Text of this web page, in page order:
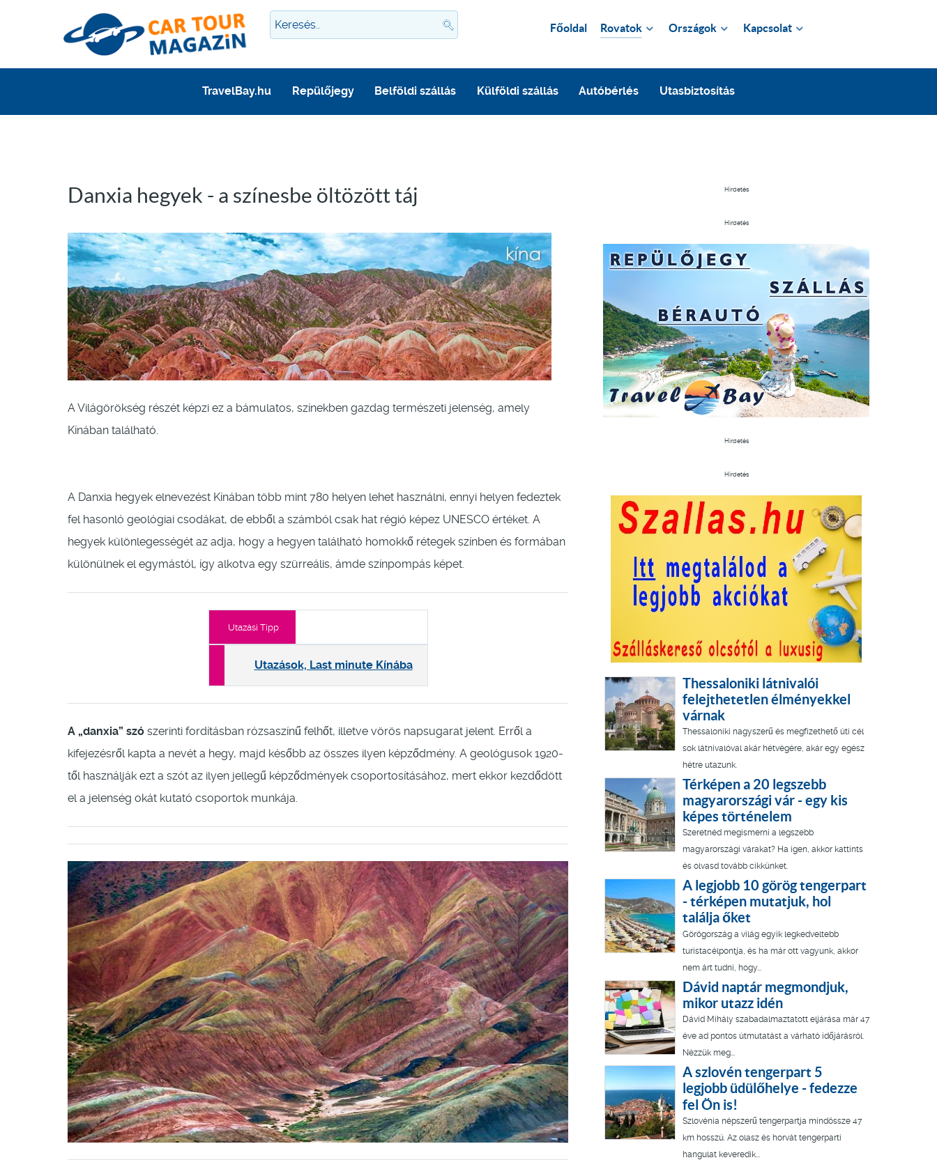
Főoldal Rovatok Országok Kapcsolat
TravelBay.hu Repülőjegy Belföldi szállás Külföldi szállás Autóbérlés Utasbiztosítás
Danxia hegyek - a színesbe öltözött táj
A Világörökség részét képzi ez a bámulatos, színekben gazdag természeti jelenség, amely
Kínában található.
A Danxia hegyek elnevezést Kínában több mint 780 helyen lehet használni, ennyi helyen fedeztek
fel hasonló geológiai csodákat, de ebből a számból csak hat régió képez UNESCO értéket. A
hegyek különlegességét az adja, hogy a hegyen található homokkő rétegek színben és formában
különülnek el egymástól, így alkotva egy szürreális, ámde színpompás képet.
Utazási Tipp
Utazások, Last minute Kínába
A „danxia” szó szerinti fordításban rózsaszínű felhőt, illetve vörös napsugarat jelent. Erről a
kifejezésről kapta a nevét a hegy, majd később az összes ilyen képződmény. A geológusok 1920-
től használják ezt a szót az ilyen jellegű képződmények csoportosításához, mert ekkor kezdődött
el a jelenség okát kutató csoportok munkája.
Hirdetés
Hirdetés
Hirdetés
Hirdetés
Thessaloniki látnivalói
felejthetetlen élményekkel
várnak
Thessaloniki nagyszerű és megfizethető úti cél
sok látnivalóval akár hétvégére, akár egy egész
hétre utazunk.
Térképen a 20 legszebb
magyarországi vár - egy kis
képes történelem
Szeretnéd megismerni a legszebb
magyarországi várakat? Ha igen, akkor kattints
és olvasd tovább cikkünket.
A legjobb 10 görög tengerpart
- térképen mutatjuk, hol
találja őket
Görögország a világ egyik legkedveltebb
turistacélpontja, és ha már ott vagyunk, akkor
nem árt tudni, hogy...
Dávid naptár megmondjuk,
mikor utazz idén
Dávid Mihály szabadalmaztatott eljárása már 47
éve ad pontos útmutatást a várható időjárásról.
Nézzük meg...
A szlovén tengerpart 5
legjobb üdülőhelye - fedezze
fel Ön is!
Szlovénia népszerű tengerpartja mindössze 47
km hosszú. Az olasz és horvát tengerparti
hangulat keveredik...